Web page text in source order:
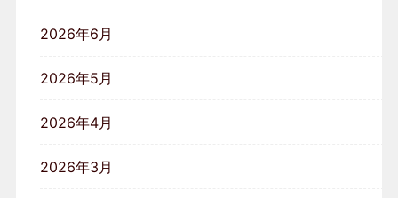
2026年6月
2026年5月
2026年4月
2026年3月